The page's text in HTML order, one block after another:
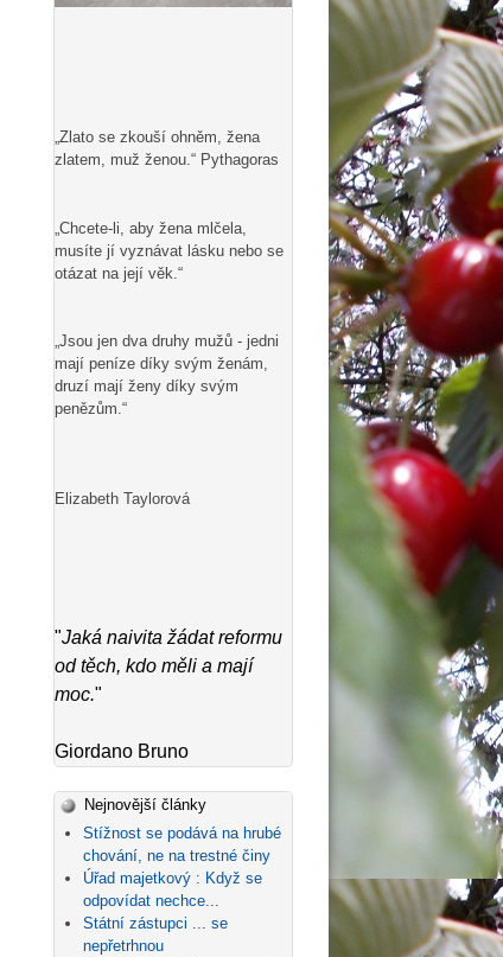
„Zlato se zkouší ohněm, žena
zlatem, muž ženou.“ Pythagoras
„Chcete-li, aby žena mlčela,
musíte jí vyznávat lásku nebo se
otázat na její věk.“
„Jsou jen dva druhy mužů - jedni
mají peníze díky svým ženám,
druzí mají ženy díky svým
penězům.“
Elizabeth Taylorová
"Jaká naivita žádat reformu
od těch, kdo měli a mají
moc."
Giordano Bruno
Nejnovější články
Stížnost se podává na hrubé
chování, ne na trestné činy
Úřad majetkový : Když se
odpovídat nechce...
Státní zástupci ... se
nepřetrhnou